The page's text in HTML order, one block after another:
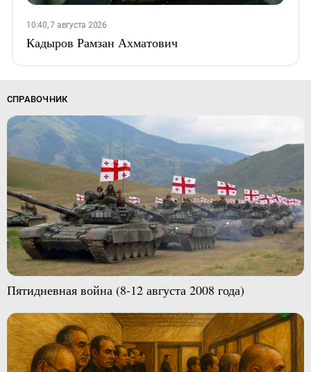
10:40, 7 августа 2026
Кадыров Рамзан Ахматович
СПРАВОЧНИК
Пятидневная война (8-12 августа 2008 года)